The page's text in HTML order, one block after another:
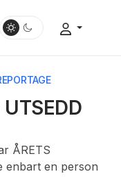
ÅRETS
enbart en person